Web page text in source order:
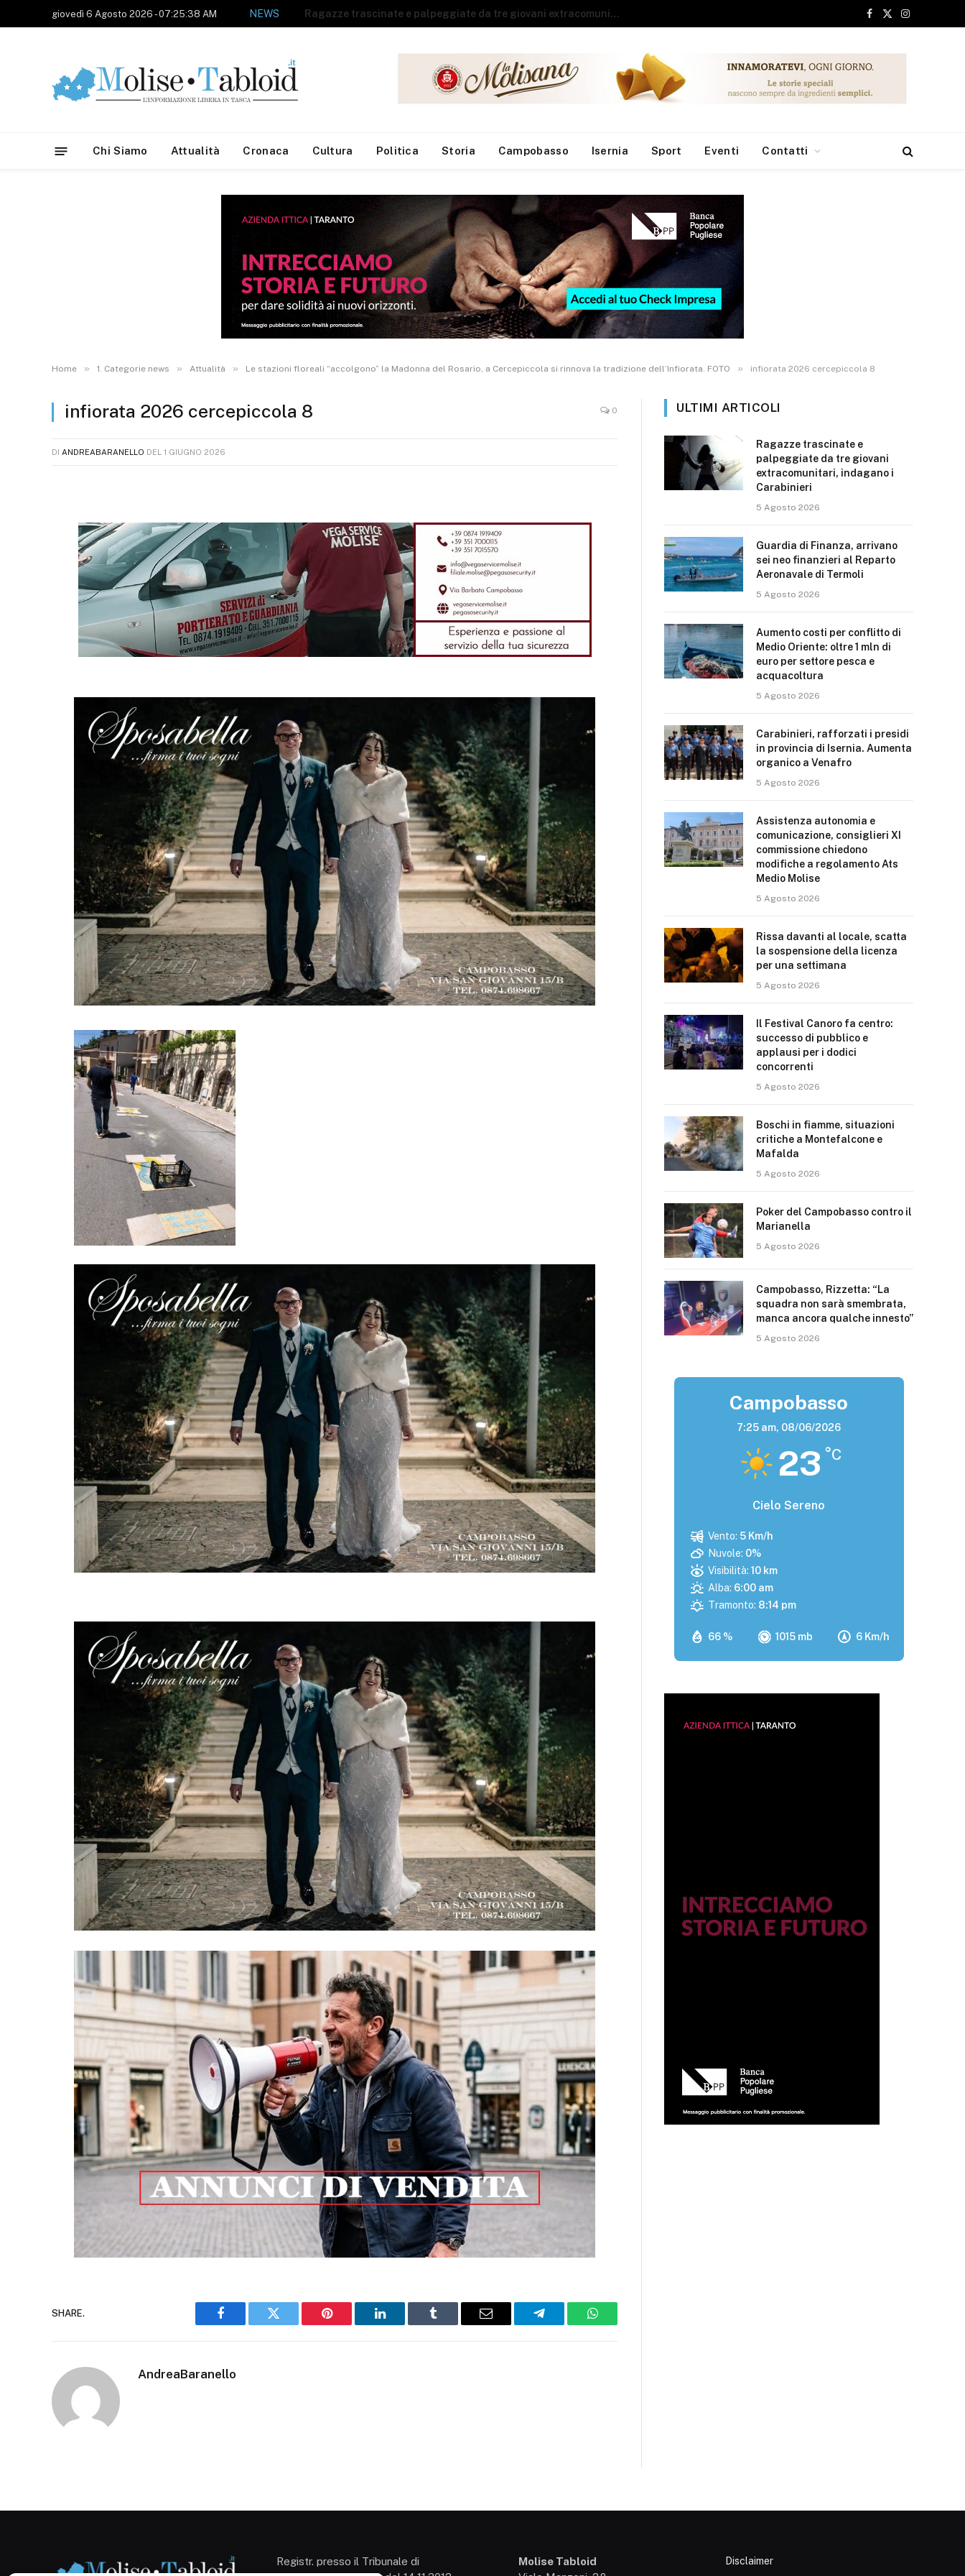
giovedì 6 Agosto 2026 - 07:25:38 AM NEWS Guardia di Finanza, arrivano sei neo finanzieri al Reparto Aeronavale di Termoli
Facebook
X
Instagram
Chi Siamo Attualità Cronaca Cultura Politica Storia Campobasso Isernia Sport Eventi Contatti
Home » 1. Categorie news » Attualità » Le stazioni floreali “accolgono” la Madonna del Rosario, a Cercepiccola si rinnova la tradizione dell’Infiorata. FOTO » infiorata 2026 cercepiccola 8
infiorata 2026 cercepiccola 8 0
DI ANDREABARANELLO DEL 1 GIUGNO 2026
SHARE.
Facebook Twitter Pinterest LinkedIn Tumblr Email Telegram WhatsApp
AndreaBaranello
ULTIMI ARTICOLI
Ragazze trascinate e
palpeggiate da tre giovani
extracomunitari, indagano i
Carabinieri
5 Agosto 2026
Guardia di Finanza, arrivano
sei neo finanzieri al Reparto
Aeronavale di Termoli
5 Agosto 2026
Aumento costi per conflitto di
Medio Oriente: oltre 1 mln di
euro per settore pesca e
acquacoltura
5 Agosto 2026
Carabinieri, rafforzati i presidi
in provincia di Isernia. Aumenta
organico a Venafro
5 Agosto 2026
Assistenza autonomia e
comunicazione, consiglieri XI
commissione chiedono
modifiche a regolamento Ats
Medio Molise
5 Agosto 2026
Rissa davanti al locale, scatta
la sospensione della licenza
per una settimana
5 Agosto 2026
Il Festival Canoro fa centro:
successo di pubblico e
applausi per i dodici
concorrenti
5 Agosto 2026
Boschi in fiamme, situazioni
critiche a Montefalcone e
Mafalda
5 Agosto 2026
Poker del Campobasso contro il
Marianella
5 Agosto 2026
Campobasso, Rizzetta: “La
squadra non sarà smembrata,
manca ancora qualche innesto”
5 Agosto 2026
Campobasso
7:25 am, 08/06/2026
23 °C
Cielo Sereno
66 % 1015 mb 6 Km/h
Vento: 5 Km/h
Nuvole: 0%
Visibilità: 10 km
Alba: 6:00 am
Tramonto: 8:14 pm
Registr. presso il Tribunale di
Molise Tabloid
Disclaimer